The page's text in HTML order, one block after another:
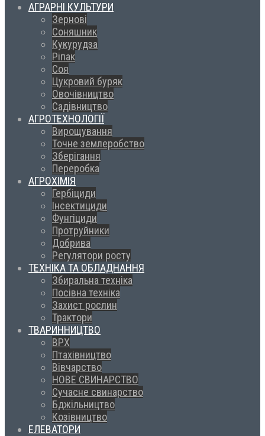
АГРАРНІ КУЛЬТУРИ
Зернові
Соняшник
Кукурудза
Ріпак
Соя
Цукровий буряк
Овочівництво
Садівництво
АГРОТЕХНОЛОГІЇ
Вирощування
Точне землеробство
Зберігання
Переробка
АГРОХІМІЯ
Гербіциди
Інсектициди
Фунгіциди
Протруйники
Добрива
Регулятори росту
ТЕХНІКА ТА ОБЛАДНАННЯ
Збиральна техніка
Посівна техніка
Захист рослин
Трактори
ТВАРИННИЦТВО
ВРХ
Птахівництво
Вівчарство
НОВЕ СВИНАРСТВО
Сучасне свинарство
Бджільництво
Козівництво
ЕЛЕВАТОРИ